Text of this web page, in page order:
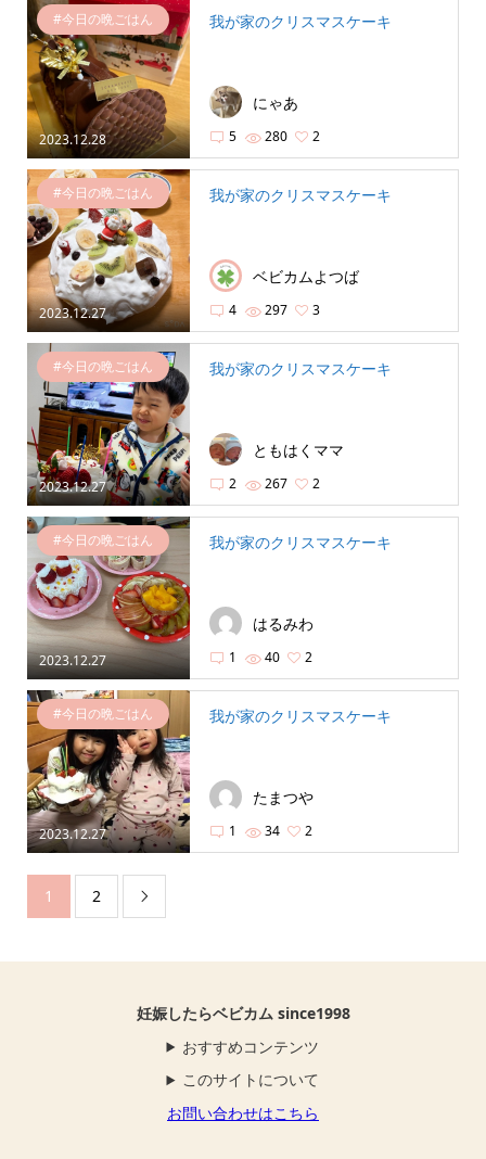
2023.12.28
#今日の晩ごはん 我が家のクリスマスケーキ
にゃあ
5 280 2
2023.12.27
#今日の晩ごはん 我が家のクリスマスケーキ
ベビカムよつば
4 297 3
2023.12.27
#今日の晩ごはん 我が家のクリスマスケーキ
ともはくママ
2 267 2
2023.12.27
#今日の晩ごはん 我が家のクリスマスケーキ
はるみわ
1 40 2
2023.12.27
#今日の晩ごはん 我が家のクリスマスケーキ
たまつや
1 34 2
1 2 
妊娠したらベビカム since1998
おすすめコンテンツ
このサイトについて
お問い合わせはこちら